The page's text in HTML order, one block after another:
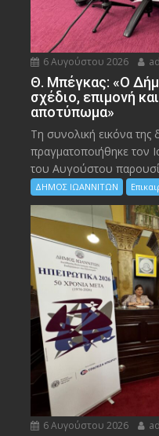
6 Αυγούστου 2026
Θ. Μπέγκας: «Ο
σχέδιο, επιμονή
αποτύπωμα»
Τη συνολική εικόνα της
πραγματοποιήθηκε τον
του Αυγούστου
ΔΗΜΟΣ ΙΩΑΝΝΙΤΩΝ
6 Αυγούστου 2026